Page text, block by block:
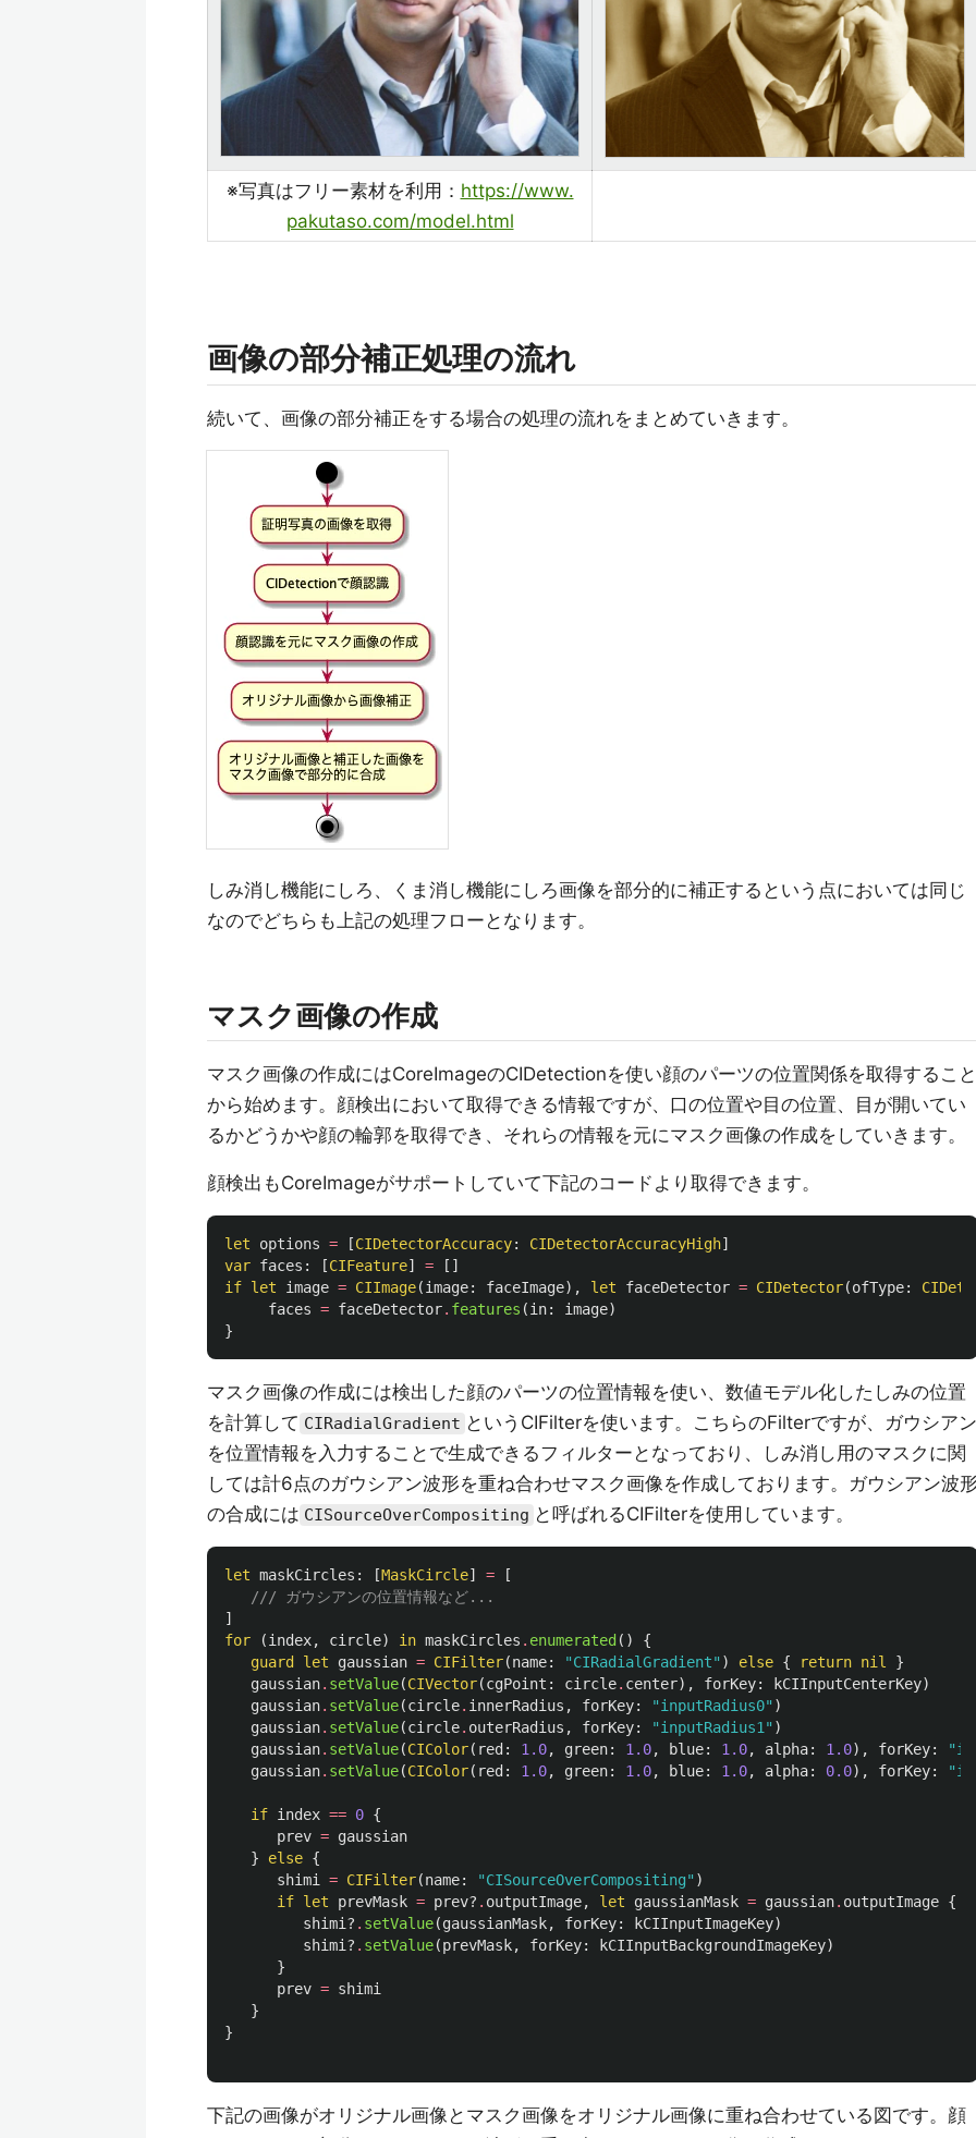
※写真はフリー素材を利用： https://www.
pakutaso.com/model.html
画像の部分補正処理の流れ
続いて、画像の部分補正をする場合の処理の流れをまとめていきます。
しみ消し機能にしろ、くま消し機能にしろ画像を部分的に補正するという点においては同じ
なのでどちらも上記の処理フローとなります。
マスク画像の作成
マスク画像の作成にはCoreImageのCIDetectionを使い顔のパーツの位置関係を取得すること
から始めます。顔検出において取得できる情報ですが、口の位置や目の位置、目が開いてい
るかどうかや顔の輪郭を取得でき、それらの情報を元にマスク画像の作成をしていきます。
顔検出もCoreImageがサポートしていて下記のコードより取得できます。
let options = [CIDetectorAccuracy: CIDetectorAccuracyHigh]
var faces : [CIFeature] =
[]
if let image = CIImage(image: faceImage), let faceDetector = CIDetector(ofType:
faces = faceDetector. features (in: image)
}
マスク画像の作成には検出した顔のパーツの位置情報を使い、数値モデル化したしみの位置
を計算して CIRadialGradient というCIFilterを使います。こちらのFilterですが、ガウシアン
を位置情報を入力することで生成できるフィルターとなっており、しみ消し用のマスクに関
しては計6点のガウシアン波形を重ね合わせマスク画像を作成しております。ガウシアン波
の合成には CISourceOverCompositing と呼ばれるCIFilterを使用しています。
let maskCircles : [MaskCircle] =
[
/// ガウシアンの位置情報など...
]
for
(index, circle) in maskCircles . enumerated ()
{
guard
let gaussian = CIFilter(name: "CIRadialGradient" ) else { return nil
}
gaussian. setValue(CIVector(cgPoint : circle. center), forKey: kCIInputCenterKey)
gaussian. setValue(circle. innerRadius , forKey: "inputRadius0" )
gaussian. setValue(circle. outerRadius , forKey: "inputRadius1" )
gaussian. setValue(CIColor( red : 1.0, green: 1.0, blue: 1.0, alpha: 1.0), forKey:
gaussian. setValue(CIColor( red : 1.0, green: 1.0, blue: 1.0, alpha: 0.0), forKey:
if index == 0 {
prev = gaussian
}
else {
shimi
= CIFilter(name: "CISourceOverCompositing" )
if let prevMask = prev? . outputImage, let gaussianMask = gaussian. outputImage {
shimi ? . setValue(gaussianMask, forKey: kCIInputImageKey)
shimi ? . setValue(prevMask, forKey: kCIInputBackgroundImageKey)
}
prev = shimi
}
}
下記の画像がオリジナル画像とマスク画像をオリジナル画像に重ね合わせている図です。顔